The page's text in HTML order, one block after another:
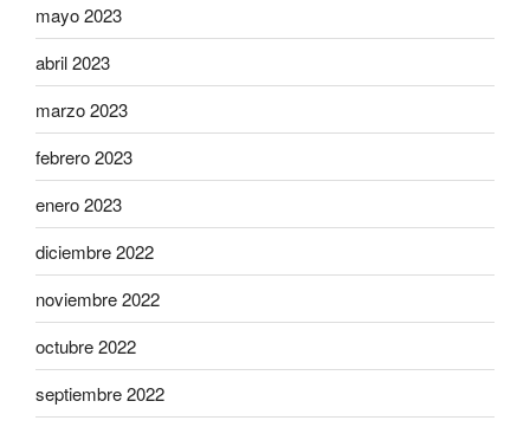
mayo 2023
abril 2023
marzo 2023
febrero 2023
enero 2023
diciembre 2022
noviembre 2022
octubre 2022
septiembre 2022